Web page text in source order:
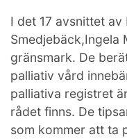
I det 17 avsnittet
Smedjebäck,Ingela
gränsmark. De
palliativ vård
palliativa registret
rådet finns. De
som kommer att ta